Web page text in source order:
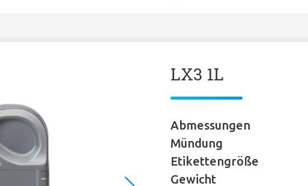
LX3 1L
Abmessungen
Mündung
Etikettengröße
Gewicht